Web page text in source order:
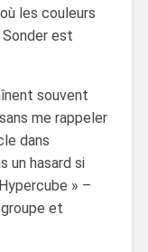
les couleurs
est
souvent
me rappeler
dans
un hasard si
» –
et